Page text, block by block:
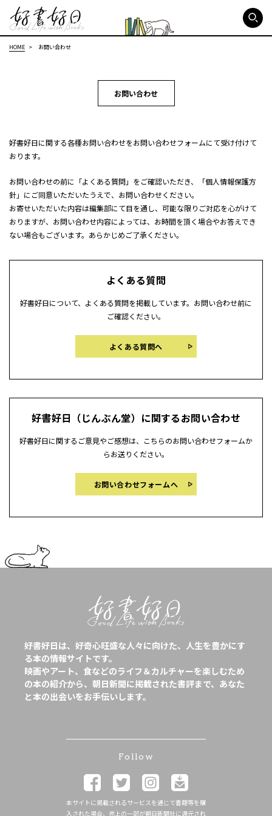
HOME お問い合わせ
お問い合わせ
好書好日に関する各種お問い合わせをお問い合わせフォームにて受け付けて
おります。
お問い合わせの前に「よくある質問」をご確認いただき、「個人情報保護方
針」にご同意いただいたうえで、お問い合わせください。
お寄せいただいた内容は編集部にて目を通し、可能な限りご対応を心がけて
おりますが、お問い合わせ内容によっては、お時間を頂く場合やお答えでき
ない場合もございます。あらかじめご了承ください。
よくある質問
好書好日について、よくある質問を掲載しています。お問い合わせ前に
ご確認ください。
よくある質問へ
好書好日（じんぶん堂）に関するお問い合わせ
好書好日に関するご意見やご感想は、こちらのお問い合わせフォームか
らお送りください。
お問い合わせフォームへ
好書好日は、好奇心旺盛な人々に向けた、人生を豊かにす
る本の情報サイトです。
映画やアート、食などのライフ＆カルチャーを楽しむため
の本の紹介から、朝日新聞に掲載された書評まで、あなた
と本の出会いをお手伝いします。
Follow
本サイトに掲載されるサービスを通じて書籍等を購
入された場合、売上の一部が朝日新聞社に還元され